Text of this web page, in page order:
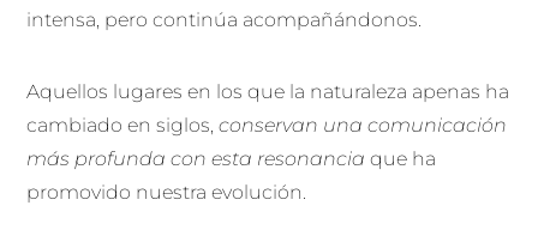
intensa, pero continúa acompañándonos.
Aquellos lugares en los que la naturaleza apenas ha
cambiado en siglos,conservan una comunicación
más profunda con esta resonanciaque ha
promovido nuestra evolución.